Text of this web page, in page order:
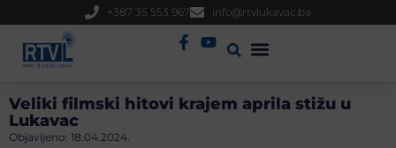
+387 35 553 967 info@rtvlukavac.ba
Veliki filmski hitovi krajem aprila stižu u
Lukavac
Objavljeno: 18.04.2024.